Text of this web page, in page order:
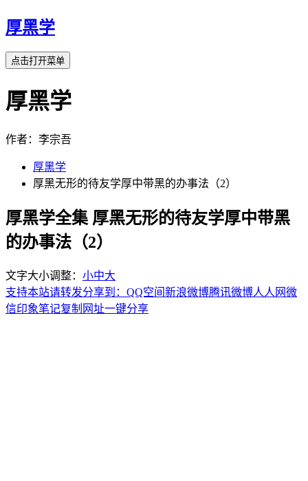
厚黑学
点击打开菜单
厚黑学
作者：李宗吾
厚黑学
厚黑无形的待友学厚中带黑的办事法（2）
厚黑学全集 厚黑无形的待友学厚中带黑
的办事法（2）
文字大小调整： 小中大
支持本站请转发分享到： QQ空间新浪微博腾讯微博人人网微
信印象笔记复制网址一键分享